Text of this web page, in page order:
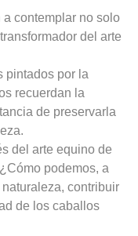
a contemplar no solo
del arte
pintados por la
recuerdan la
de preservarla
del arte equino de
podemos, a
contribuir
de los caballos